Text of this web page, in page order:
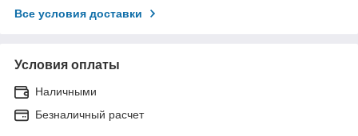
Все условия доставки
Условия оплаты
Наличными
Безналичный расчет